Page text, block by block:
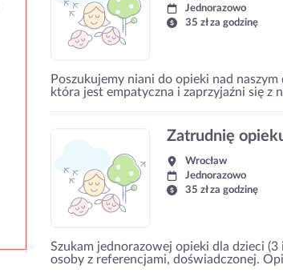
Jednorazowo
35 zł za godzinę
Poszukujemy niani do opieki nad
która jest empatyczna i zaprzyjaźni się z
Zatrudnię
Wrocław
Jednorazowo
35 zł za godzinę
Szukam jednorazowej opieki dla dzieci
osoby z referencjami, doświadczonej.